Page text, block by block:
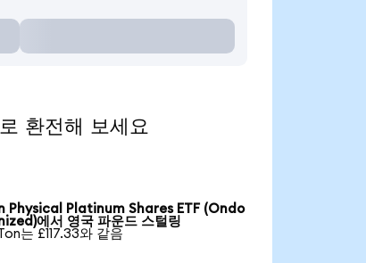
전해 보세요
Physical Platinum Shares ETF (Ondo
에서 영국 파운드 스털링
는 £117.33와 같음